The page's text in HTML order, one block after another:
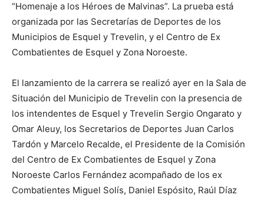
“Homenaje a los Héroes de Malvinas”. La prueba está
organizada por las Secretarías de Deportes de los
Municipios de Esquel y Trevelin, y el Centro de Ex
Combatientes de Esquel y Zona Noroeste.
El lanzamiento de la carrera se realizó ayer en la Sala de
Situación del Municipio de Trevelin con la presencia de
los intendentes de Esquel y Trevelin Sergio Ongarato y
Omar Aleuy, los Secretarios de Deportes Juan Carlos
Tardón y Marcelo Recalde, el Presidente de la Comisión
del Centro de Ex Combatientes de Esquel y Zona
Noroeste Carlos Fernández acompañado de los ex
Combatientes Miguel Solís, Daniel Espósito, Raúl Díaz